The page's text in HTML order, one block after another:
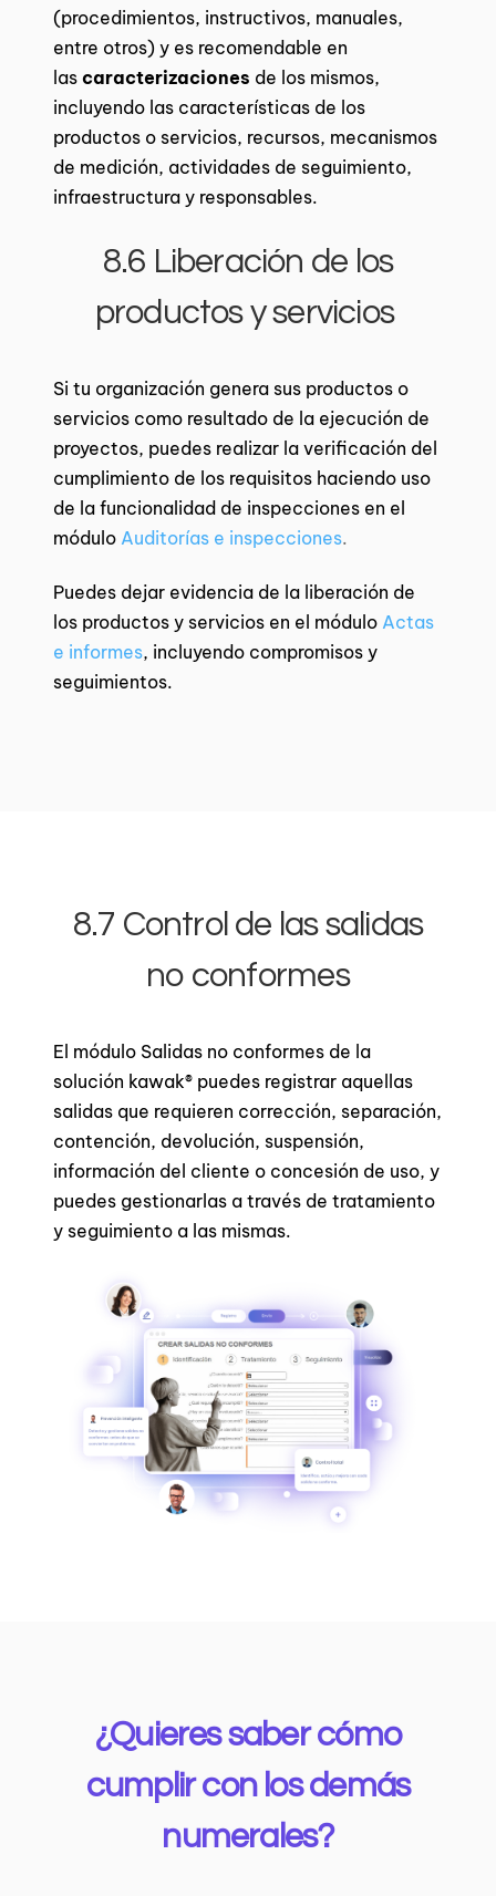
(procedimientos, instructivos, manuales,
entre otros) y es recomendable en
las caracterizaciones de los mismos,
incluyendo las características de los
productos o servicios, recursos, mecanismos
de medición, actividades de seguimiento,
infraestructura y responsables.
8.6 Liberación de los
productos y servicios
Si tu organización genera sus productos o
servicios como resultado de la ejecución de
proyectos, puedes realizar la verificación del
cumplimiento de los requisitos haciendo uso
de la funcionalidad de inspecciones en el
módulo Auditorías e inspecciones.
Puedes dejar evidencia de la liberación de
los productos y servicios en el módulo Actas
e informes, incluyendo compromisos y
seguimientos.
8.7 Control de las salidas
no conformes
El módulo Salidas no conformes de la
solución kawak® puedes registrar aquellas
salidas que requieren corrección, separación,
contención, devolución, suspensión,
información del cliente o concesión de uso, y
puedes gestionarlas a través de tratamiento
y seguimiento a las mismas.
¿Quieres saber cómo
cumplir con los demás
numerales?